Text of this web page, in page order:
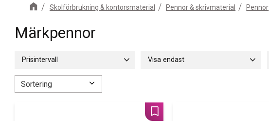
Skolförbrukning & kontorsmaterial Pennor & skrivmaterial Pennor
Märkpennor
Prisintervall
15
Visa endast
Lägg till i favoriter